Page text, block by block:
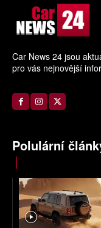
Car News 24 jsou
pro vás nejnovější
Polulární